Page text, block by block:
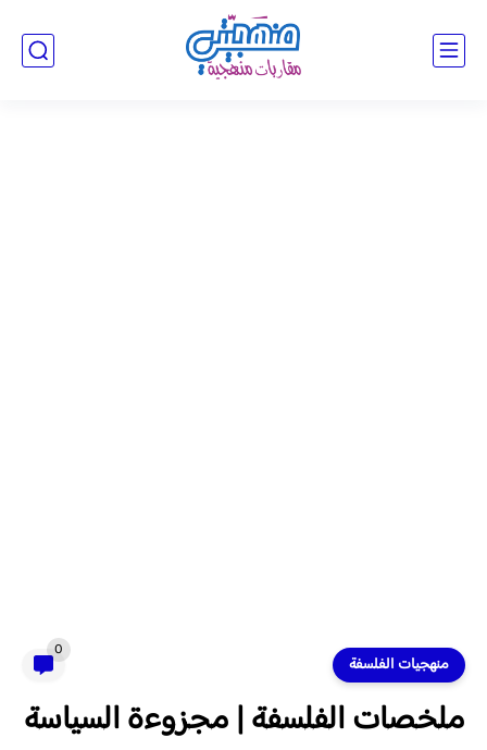
منهجيات الفلسفة
0
ملخصات الفلسفة | مجزوءة السياسة